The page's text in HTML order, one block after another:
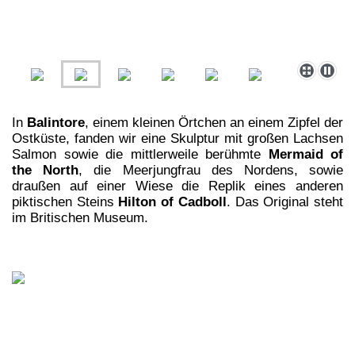
In Balintore, einem kleinen Örtchen an einem Zipfel der
Ostküste, fanden wir eine Skulptur mit großen Lachsen
Salmon sowie die mittlerweile berühmte Mermaid of
the North, die Meerjungfrau des Nordens, sowie
draußen auf einer Wiese die Replik eines anderen
piktischen Steins Hilton of Cadboll. Das Original steht
im Britischen Museum.